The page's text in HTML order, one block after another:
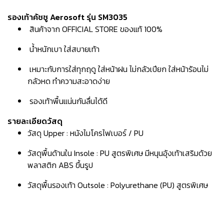
รองเท้าคัชชู Aerosoft รุ่น SM3035
สินค้าจาก OFFICIAL STORE ของแท้ 100%
น้ำหนักเบา ใส่สบายเท้า
เหมาะกับการใส่ทุกฤดู ใส่หน้าฝน ไม่กลัวเปียก ใส่หน้าร้อนไม่
กลัวหด ทำความสะอาดง่าย
รองเท้าพื้นแน่นกันลื่นได้ดี
รายละเอียดวัสดุ
วัสดุ Upper : หนังไมโครไฟเบอร์ / PU
วัสดุพื้นด้านใน Insole : PU สูตรพิเศษ มีหนุนอุ้งเท้าเสริมด้วย
พลาสติก ABS ขึ้นรูป
วัสดุพื้นรองเท้า Outsole : Polyurethane (PU) สูตรพิเศษ